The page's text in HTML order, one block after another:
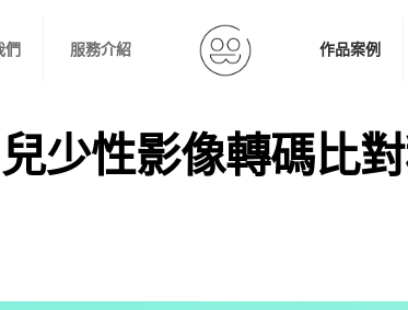
們 服務介紹 作品案例
少性影像轉碼比